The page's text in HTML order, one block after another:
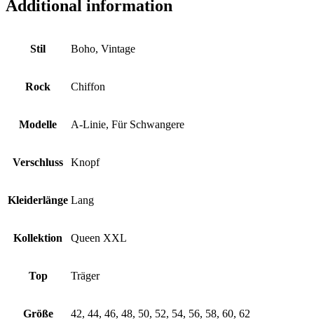
Additional information
Stil Boho, Vintage
Rock Chiffon
Modelle A-Linie, Für Schwangere
Verschluss Knopf
Kleiderlänge Lang
Kollektion Queen XXL
Top Träger
Größe 42, 44, 46, 48, 50, 52, 54, 56, 58, 60, 62